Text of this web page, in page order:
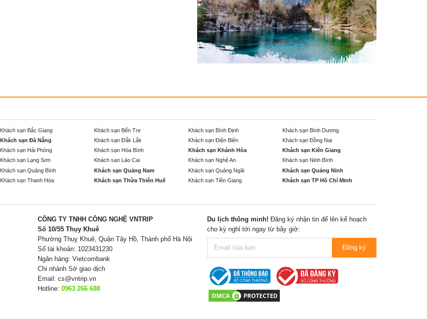
Khách sạn Bắc Giang Khách sạn Bến Tre Khách sạn Bình Định
Khách sạn Bình Dương
Khách sạn Đà Nẵng Khách sạn Đắk Lắk Khách sạn Điện Biên
Khách sạn Đồng Nai
Khách sạn Hải Phòng Khách sạn Hòa Bình Khách sạn Khánh Hòa
Khách sạn Kiên Giang
Khách sạn Lạng Sơn Khách sạn Lào Cai Khách sạn Nghệ An
Khách sạn Ninh Bình
Khách sạn Quảng Bình Khách sạn Quảng Nam Khách sạn Quảng Ngãi
Khách sạn Quảng Ninh
Khách sạn Thanh Hóa Khách sạn Thừa Thiên Huế Khách sạn Tiền Giang
Khách sạn TP Hồ Chí Minh
CÔNG TY TNHH CÔNG NGHỆ VNTRIP
Số 10/55 Thụy Khuê
Phường Thuỵ Khuê, Quận Tây Hồ, Thành phố Hà Nội
Số tài khoản: 1023431230
Ngân hàng: Vietcombank
Chi nhánh Sở giao dịch
Email: cs@vntrip.vn
Hotline: 0963 266 688
Du lịch thông minh! Đăng ký nhận tin để lên kế hoạch
cho kỳ nghỉ tới ngay từ bây giờ:
Đăng ký